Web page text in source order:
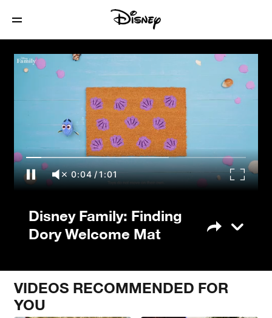
Disney Family: Finding Dory Welcome
Mat
0:04/1:01
Disney Family: Finding
Dory Welcome Mat
VIDEOS RECOMMENDED FOR
YOU